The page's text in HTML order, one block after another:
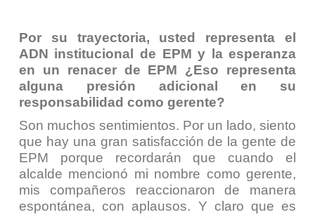
Por su trayectoria, usted representa el
ADN institucional de EPM y la esperanza
en un renacer de EPM ¿Eso representa
alguna presión adicional en su
responsabilidad como gerente?
Son muchos sentimientos. Por un lado, siento
que hay una gran satisfacción de la gente de
EPM porque recordarán que cuando el
alcalde mencionó mi nombre como gerente,
mis compañeros reaccionaron de manera
espontánea, con aplausos. Y claro que es